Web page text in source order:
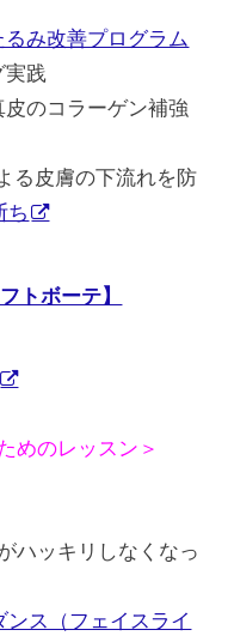
るみ改善プログラム
実践
のコラーゲン補強
る皮膚の下流れを防
ち
トボーテ】
めのレッスン＞
ハッキリしなくなっ
ンス（フェイスライ